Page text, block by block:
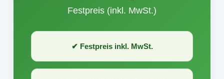
Festpreis (inkl. MwSt.)
✔ Festpreis inkl. MwSt.